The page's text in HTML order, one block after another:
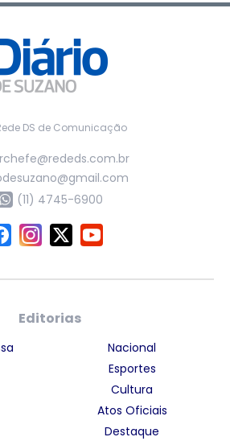
DS de Comunicação
(11) 4745-6900
Editorias
Nacional
Esportes
Cultura
Atos Oficiais
Destaque